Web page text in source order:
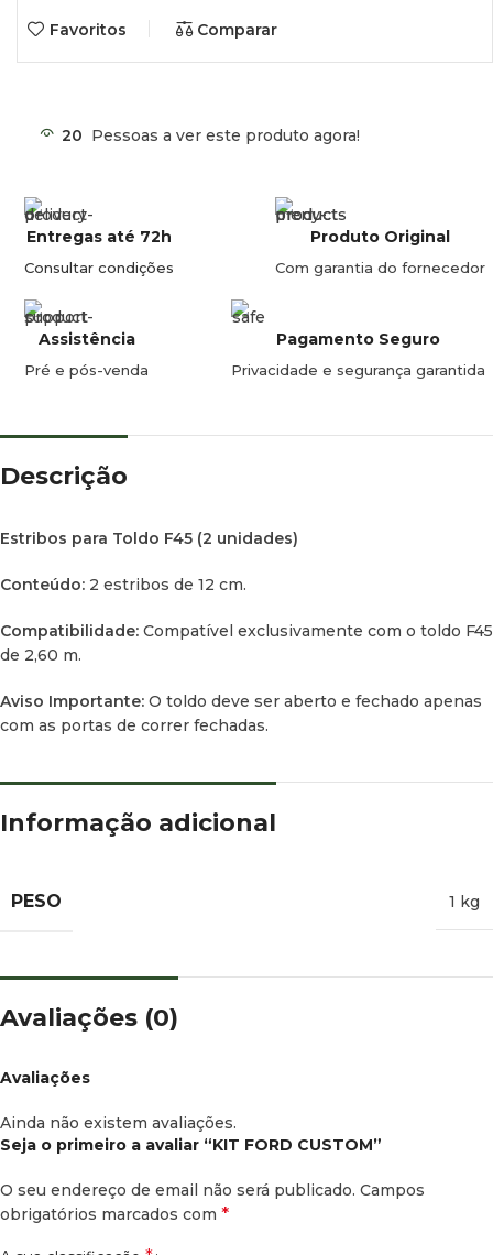
Favoritos Comparar
20 Pessoas a ver este produto agora!
Entregas até 72h
Consultar condições
Produto Original
Com garantia do fornecedor
Assistência
Pré e pós-venda
Pagamento Seguro
Privacidade e segurança garantida
Descrição
Estribos para Toldo F45 (2 unidades)
Conteúdo: 2 estribos de 12 cm.
Compatibilidade: Compatível exclusivamente com o toldo F45
de 2,60 m.
Aviso Importante: O toldo deve ser aberto e fechado apenas
com as portas de correr fechadas.
Informação adicional
PESO 1 kg
Avaliações (0)
Avaliações
Ainda não existem avaliações.
Seja o primeiro a avaliar “KIT FORD CUSTOM”
O seu endereço de email não será publicado. Campos
obrigatórios marcados com *